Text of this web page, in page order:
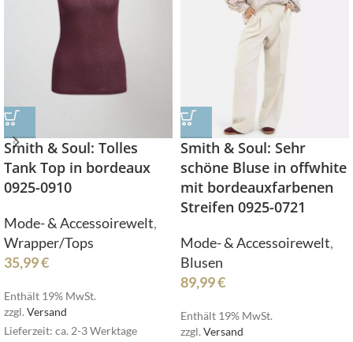
Smith & Soul: Tolles
Tank Top in bordeaux
0925-0910
Mode- & Accessoirewelt,
Wrapper/Tops
35,99€
Enthält 19% MwSt.
zzgl.Versand
Lieferzeit: ca. 2-3 Werktage
Smith & Soul: Sehr
schöne Bluse in offwhite
mit bordeauxfarbenen
Streifen 0925-0721
Mode- & Accessoirewelt,
Blusen
89,99€
Enthält 19% MwSt.
zzgl. Versand